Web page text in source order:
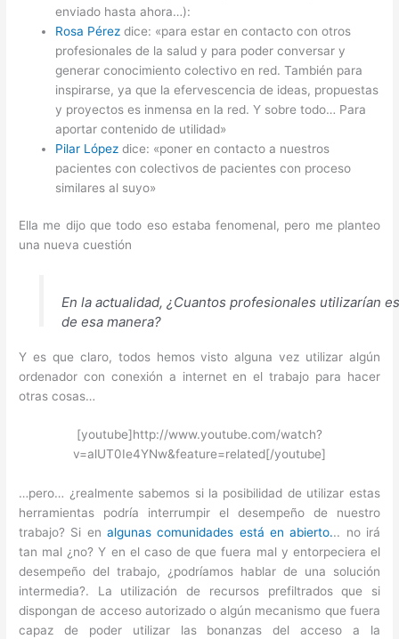
enviado hasta ahora…):
Rosa Pérez dice: «para estar en contacto con otros
profesionales de la salud y para poder conversar y
generar conocimiento colectivo en red. También para
inspirarse, ya que la efervescencia de ideas, propuestas
y proyectos es inmensa en la red. Y sobre todo… Para
aportar contenido de utilidad»
Pilar López dice: «poner en contacto a nuestros
pacientes con colectivos de pacientes con proceso
similares al suyo»
Ella me dijo que todo eso estaba fenomenal, pero me planteo
una nueva cuestión
En la actualidad, ¿Cuantos profesionales utilizarían
de esa manera?
Y es que claro, todos hemos visto alguna vez utilizar algún
ordenador con conexión a internet en el trabajo para hacer
otras cosas…
[youtube]http://www.youtube.com/watch?
v=alUT0Ie4YNw&feature=related[/youtube]
…pero… ¿realmente sabemos si la posibilidad de utilizar estas
herramientas podría interrumpir el desempeño de nuestro
trabajo? Si enalgunas comunidades está en abierto... no irá
tan mal ¿no? Y en el caso de que fuera mal y entorpeciera el
desempeño del trabajo, ¿podríamos hablar de una solución
intermedia?. La utilización de recursos prefiltrados que si
dispongan de acceso autorizado o algún mecanismo que fuera
capaz de poder utilizar las bonanzas del acceso a la